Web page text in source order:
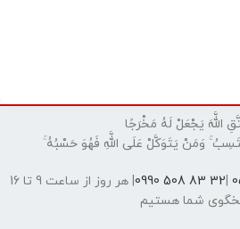
يَجْعَلْ لَهُ مَخْرَجًا
يَتَوَكَّلْ عَلَى اللَّهِ فَهُوَ حَسْبُهُ
| هر روز از ساعت 9 تا 16
هستیم